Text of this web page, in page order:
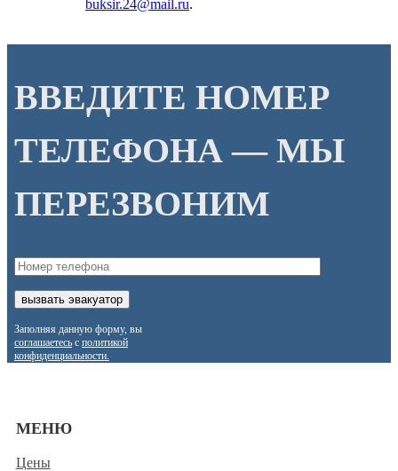
buksir.24@mail.ru.
ВВЕДИТЕ НОМЕР
ТЕЛЕФОНА — МЫ
ПЕРЕЗВОНИМ
Заполняя данную форму, вы
соглашаетесь с политикой
конфиденциальности.
МЕНЮ
Цены